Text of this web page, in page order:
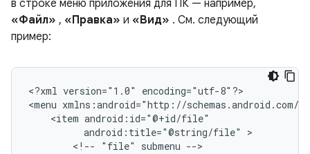
в строке меню приложения для ПК — например,
«Файл» , «Правка» и «Вид» . См. следующий
пример:
<?xml version="1.0"
encoding="utf-8"?>
<menu
<item
android:title="@string/file"
<!--
"file" submenu